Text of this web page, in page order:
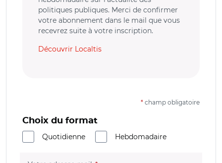
politiques publiques. Merci de confirmer
votre abonnement dans le mail que vous
recevrez suite à votre inscription.
Découvrir Localtis
* champ obligatoire
Choix du format
Quotidienne
Hebdomadaire